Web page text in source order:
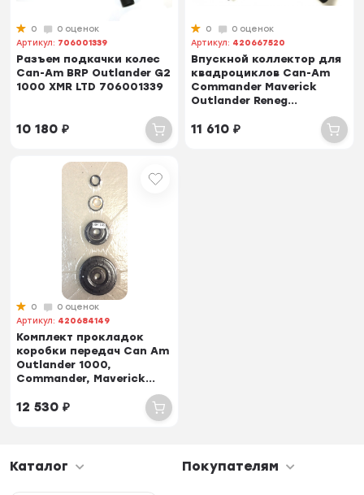
0
0 оценок
Артикул: 706001339
Разъем подкачки колес
Can-Am BRP Outlander G2
1000 XMR LTD 706001339
10 180₽
0
0 оценок
Артикул: 420667520
Впускной коллектор для
квадроциклов Can-Am
Commander Maverick
Outlander Reneg...
11 610₽
0
0 оценок
Артикул: 420684149
Комплект прокладок
коробки передач Can Am
Outlander 1000,
Commander, Maverick...
12 530₽
Каталог Покупателям